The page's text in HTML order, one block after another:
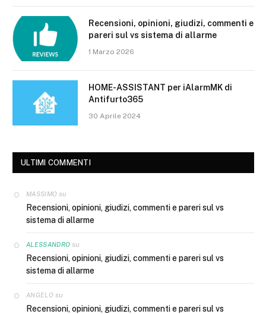
Recensioni, opinioni, giudizi, commenti e
pareri sul vs sistema di allarme
1 Marzo 2026
HOME-ASSISTANT per iAlarmMK di
Antifurto365
30 Aprile 2024
ULTIMI COMMENTI
MASSIMO su
Recensioni, opinioni, giudizi, commenti e pareri sul vs
sistema di allarme
ALESSANDRO su
Recensioni, opinioni, giudizi, commenti e pareri sul vs
sistema di allarme
ANGELO su
Recensioni, opinioni, giudizi, commenti e pareri sul vs